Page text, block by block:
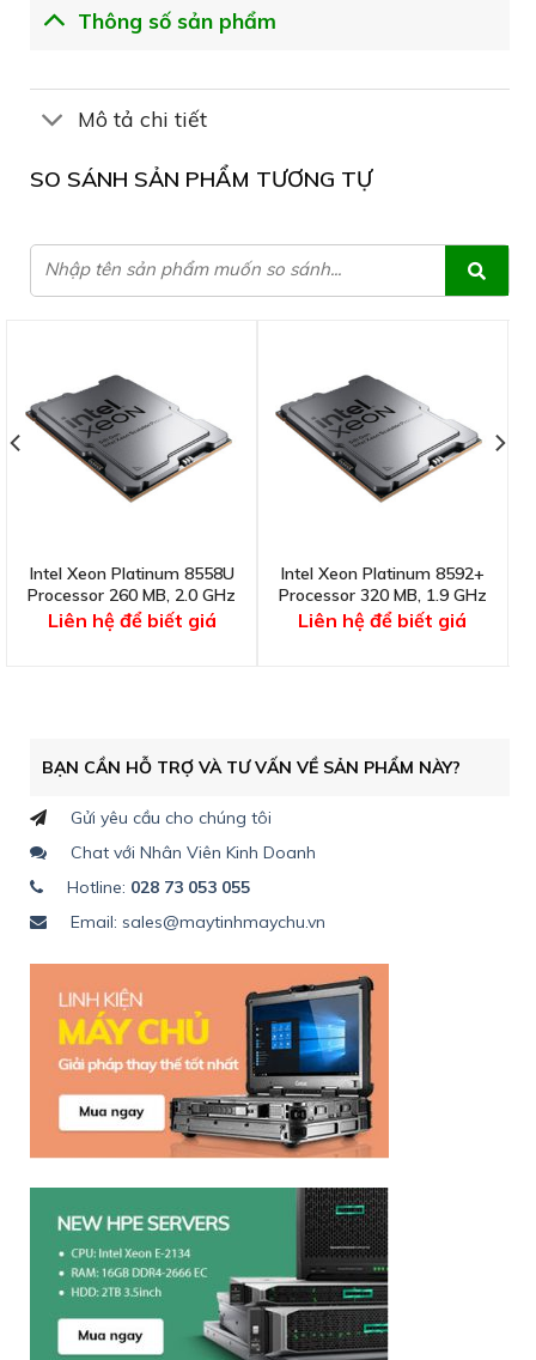
BẠN CẦN HỖ TRỢ VÀ TƯ VẤN VỀ SẢN PHẨM NÀY?
Gửi yêu cầu cho chúng tôi
Chat với Nhân Viên Kinh Doanh
Hotline: 028 73 053 055
Email: sales@maytinhmaychu.vn
Thông số sản phẩm
Mô tả chi tiết
SO SÁNH SẢN PHẨM TƯƠNG TỰ
Intel Xeon Platinum 8558U
Processor 260 MB, 2.0 GHz
Liên hệ để biết giá
Intel Xeon Platinum 8592+
Processor 320 MB, 1.9 GHz
Liên hệ để biết giá